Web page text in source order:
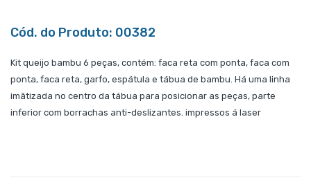
Cód. do Produto: 00382
Kit queijo bambu 6 peças, contém: faca reta com ponta, faca com
ponta, faca reta, garfo, espátula e tábua de bambu. Há uma linha
imãtizada no centro da tábua para posicionar as peças, parte
inferior com borrachas anti-deslizantes. impressos á laser